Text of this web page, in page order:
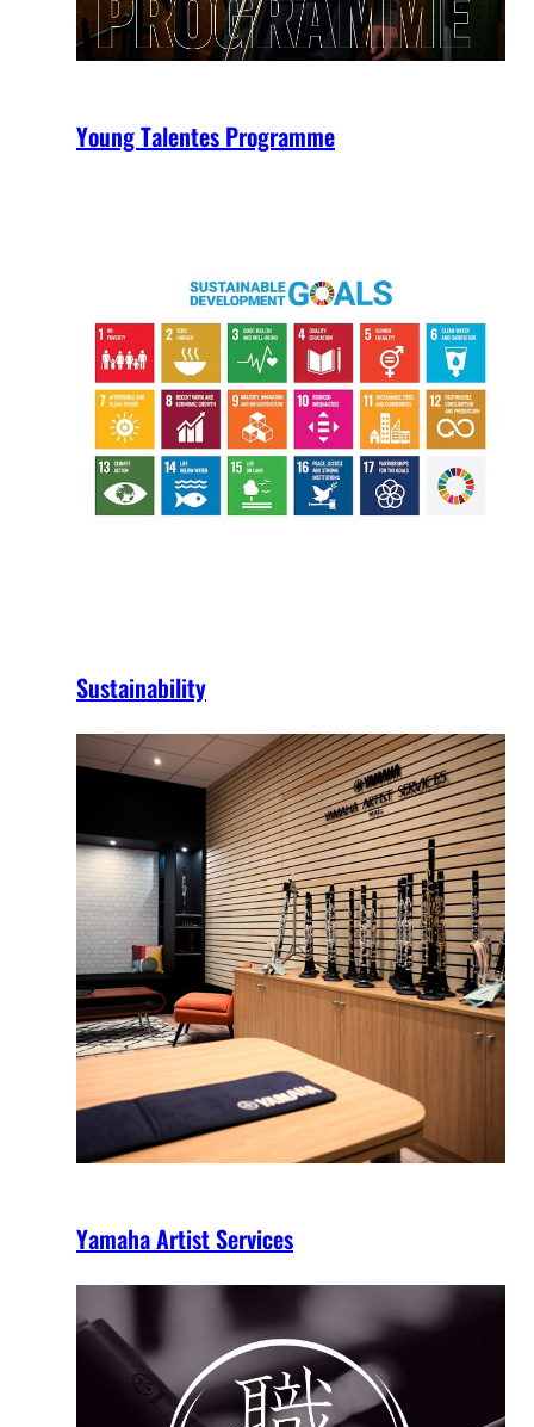
Young Talentes Programme
Sustainability
Yamaha Artist Services